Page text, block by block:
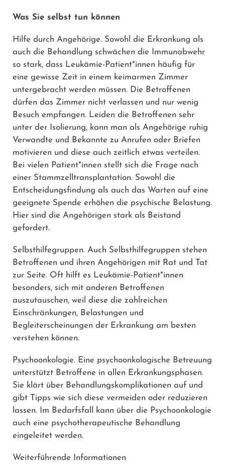
Was Sie selbst tun können
Hilfe durch Angehörige. Sowohl die Erkrankung als
auch die Behandlung schwächen die Immunabwehr
so stark, dass Leukämie-Patient*innen häufig für
eine gewisse Zeit in einem keimarmen Zimmer
untergebracht werden müssen. Die Betroffenen
dürfen das Zimmer nicht verlassen und nur wenig
Besuch empfangen. Leiden die Betroffenen sehr
unter der Isolierung, kann man als Angehörige ruhig
Verwandte und Bekannte zu Anrufen oder Briefen
motivieren und diese auch zeitlich etwas verteilen.
Bei vielen Patient*innen stellt sich die Frage nach
einer Stammzelltransplantation. Sowohl die
Entscheidungsfindung als auch das Warten auf eine
geeignete Spende erhöhen die psychische Belastung.
Hier sind die Angehörigen stark als Beistand
gefordert.
Selbsthilfegruppen. Auch Selbsthilfegruppen stehen
Betroffenen und ihren Angehörigen mit Rat und Tat
zur Seite. Oft hilft es Leukämie-Patient*innen
besonders, sich mit anderen Betroffenen
auszutauschen, weil diese die zahlreichen
Einschränkungen, Belastungen und
Begleiterscheinungen der Erkrankung am besten
verstehen können.
Psychoonkologie. Eine psychoonkologische Betreuung
unterstützt Betroffene in allen Erkrankungsphasen.
Sie klärt über Behandlungskomplikationen auf und
gibt Tipps wie sich diese vermeiden oder reduzieren
lassen. Im Bedarfsfall kann über die Psychoonkologie
auch eine psychotherapeutische Behandlung
eingeleitet werden.
Weiterführende Informationen